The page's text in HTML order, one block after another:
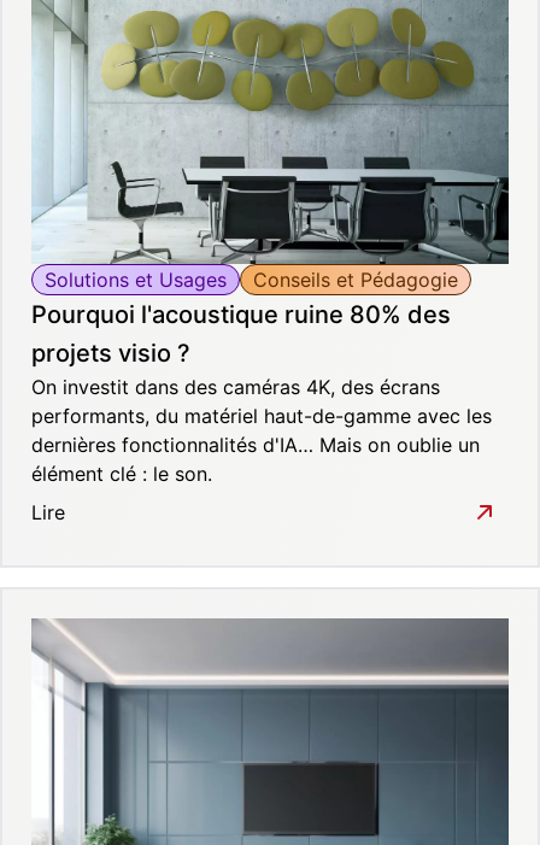
Solutions et Usages Conseils et Pédagogie
Pourquoi l'acoustique ruine 80% des
projets visio ?
On investit dans des caméras 4K, des écrans
performants, du matériel haut-de-gamme avec les
dernières fonctionnalités d'IA… Mais on oublie un
élément clé : le son.
Lire